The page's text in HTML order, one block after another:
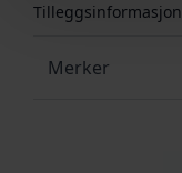
Tilleggsinformasjon
Merker